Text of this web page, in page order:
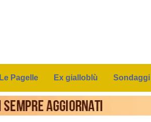
Le Pagelle Ex gialloblù Sondaggi